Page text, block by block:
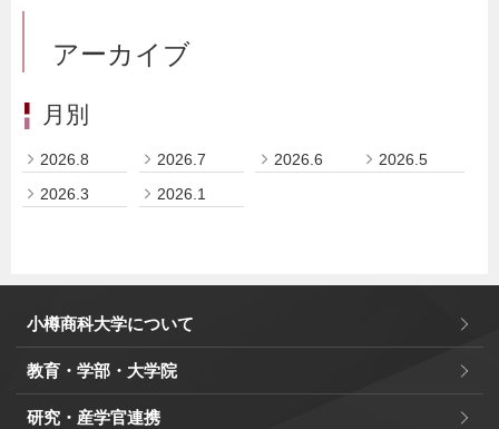
アーカイブ
月別
2026.8 2026.7 2026.6
2026.5
2026.3
2026.1
小樽商科大学について
教育・学部・大学院
研究・産学官連携